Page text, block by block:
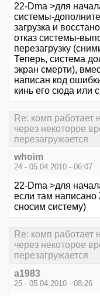
22-Dma >для
системы-
загрузка и
отказ системы-
перезагрузку
Теперь, система
экран смерти),
написан код
кинь его сюда или
Re: комп
через некоторое
перезагружается
whoim
24 - 05.04.2010 - 06:07
22-Dma >для
если там написано
сносим систему)
Re: комп
через некоторое
перезагружается
a1983
25 - 05.04.2010 - 08:26